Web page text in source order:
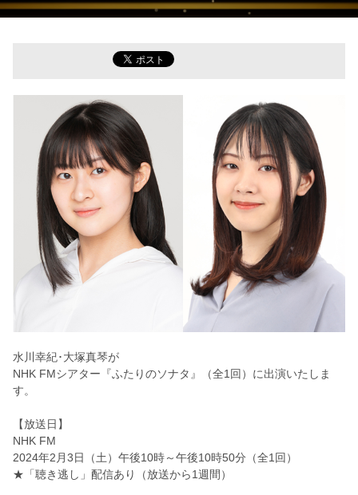
水川幸紀･大塚真琴が
NHK FMシアター『ふたりのソナタ』（全1回）に出演いたしま
す。
【放送日】
NHK FM
2024年2月3日（土）午後10時～午後10時50分（全1回）
★「聴き逃し」配信あり（放送から1週間）